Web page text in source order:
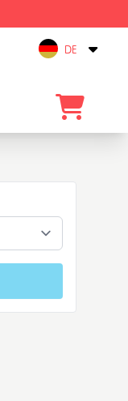
Open
DE